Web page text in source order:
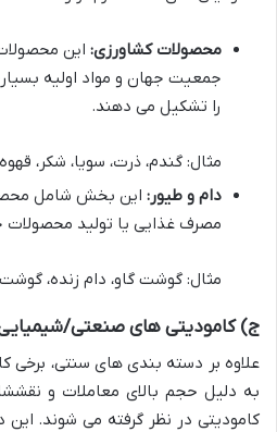
محصولات کشاورزی: این
جمعیت جهان و مواد اولیه
را تشکیل می دهند.
مثال: گندم، ذرت، سویا، شکر،
دام و طیور: این بخش شامل
مصرف غذایی یا تولید محصولات
مثال: گوشت گاو، دام زنده،
ج) کامودیتی های صنعتی/
علاوه بر دسته بندی های سنتی، برخی
به دلیل حجم بالای معاملات و
کامودیتی در نظر گرفته می شوند. این